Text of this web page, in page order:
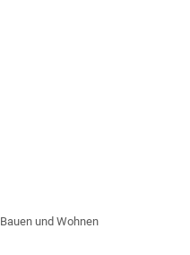
Bauen und Wohnen